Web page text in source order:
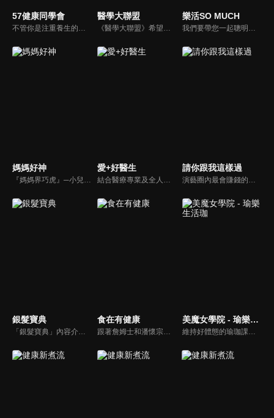
57健康同學會 醫學大聯盟 樂活SO MUCH
媽媽好神
『媽媽界巧虎』─小兒科醫師黃瑽寧，『國民媽媽』─鍾欣凌，兩人領軍擁有十八般武藝的好神媽媽團，為全台媽媽們發聲，所有育兒新知，家庭秘辛，全家大小健康，都會在《媽媽好神》一一解惑！
愛+好醫生
結合醫療專業及全人關懷的新型態節目，主持人黃瑽寧醫師親訪家庭，跨領域醫療顧問團全方位檢視，提供最完整、實用和正確的資訊來守護孩子的健康。
請你跟我這樣過
演藝圈內最會賺錢的侯昌明，以親身經歷教你理財；採訪經歷豐沛的黃文華，把所見所聞通通報你哉。不論是理財知識、兩性問題、生活資訊，完全貼近市井小民的所需所求，保證讓你生活過更好！
銀髮寶典
「銀髮寶典」內容介紹銀髮族相關的醫療知識，讓爺爺奶奶們能了解銀髮族常見的疾病、或是身體常遇到的問題，並邀請專業的醫師上節目解答，詳細深入且淺顯易懂的方式講述給各位爺爺奶奶們。為銀髮族的身體健康預防把關，讓爺爺奶奶能有一個樂活的退休生活。
食在有健康
跟著詹姆士和潘懷宗博士就能輕鬆學料理！只是品嚐美食之餘，身體健康也要懂得把關，每集都會傳授生活健康資訊，破除一般飲食迷思，讓大家吃得美味、活得健康！
美魔女學院 - 瑜樂生活珈
維持好體態的瑜珈課程，有著豐富的瑜珈姿勢，伸展筋骨舒緩全身疲勞，緊緻肌肉線條，不只能雕塑美美的身材也能夠讓身心靈都暢快健康，跟上我們的腳步一起踏上瑜樂生活珈，輕鬆好上手，快樂享瘦！